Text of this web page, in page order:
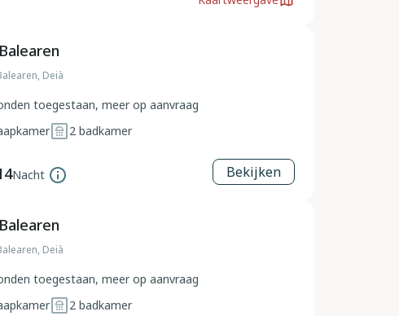
Deià
toegestaan, meer op aanvraag
2 badkamer
Nacht Bekijken
Deià
toegestaan, meer op aanvraag
2 badkamer